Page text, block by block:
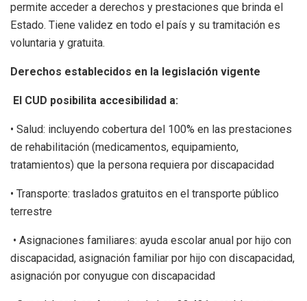
permite acceder a derechos y prestaciones que brinda el
Estado. Tiene validez en todo el país y su tramitación es
voluntaria y gratuita.
Derechos establecidos en la legislación vigente
El CUD posibilita accesibilidad a:
• Salud: incluyendo cobertura del 100% en las prestaciones
de rehabilitación (medicamentos, equipamiento,
tratamientos) que la persona requiera por discapacidad
• Transporte: traslados gratuitos en el transporte público
terrestre
• Asignaciones familiares: ayuda escolar anual por hijo con
discapacidad, asignación familiar por hijo con discapacidad,
asignación por conyugue con discapacidad